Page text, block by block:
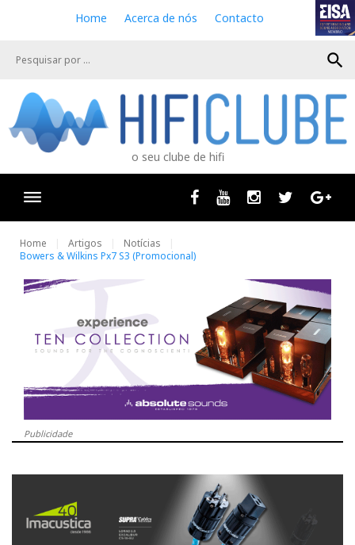
e
Home Acerca de nós Contacto
search
o seu clube de hifi
Facebook
Youtube InstagramTwitter
Home Artigos
Notícias
Bowers & Wilkins Px7 S3 (Promocional)
Publicidade